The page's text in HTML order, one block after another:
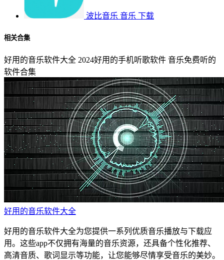
波比音乐 音乐 下载
相关合集
好用的音乐软件大全 2024好用的手机听歌软件 音乐免费听的
软件合集
好用的音乐软件大全
好用的音乐软件大全为您提供一系列优质音乐播放与下载应
用。这些app不仅拥有海量的音乐资源，还具备个性化推荐、
高清音质、歌词显示等功能，让您能够尽情享受音乐的美妙。